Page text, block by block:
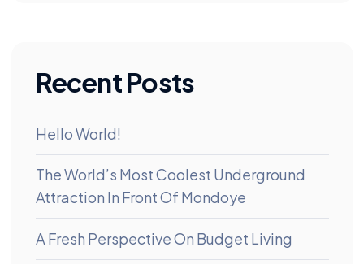
Recent Posts
Hello World!
The World’s Most Coolest Underground
Attraction In Front Of Mondoye
A Fresh Perspective On Budget Living